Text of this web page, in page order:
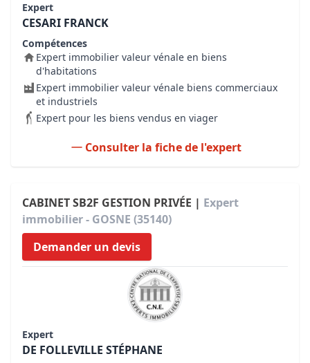
Expert
CESARI FRANCK
Compétences
Expert immobilier valeur vénale en biens
d'habitations
Expert immobilier valeur vénale biens commerciaux
et industriels
Expert pour les biens vendus en viager
Consulter la fiche de l'expert
CABINET SB2F GESTION PRIVÉE | Expert
immobilier - GOSNE (35140)
Demander un devis
Expert
DE FOLLEVILLE STÉPHANE